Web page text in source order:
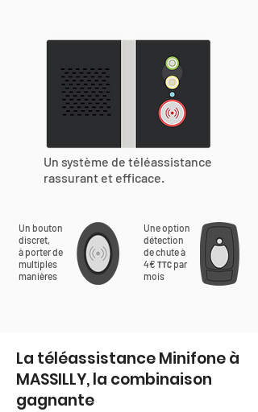
Un système de téléassistance
rassurant et efficace.
Un bouton
discret,
à porter de
multiples
manières
Une option
détection
de chute à
4€ TTC par
mois
La téléassistance Minifone à
MASSILLY, la combinaison
gagnante